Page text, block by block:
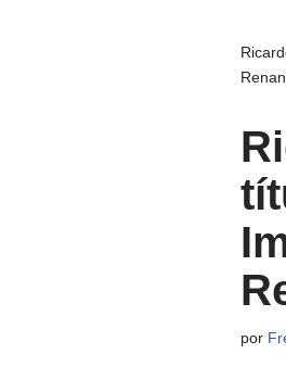
por